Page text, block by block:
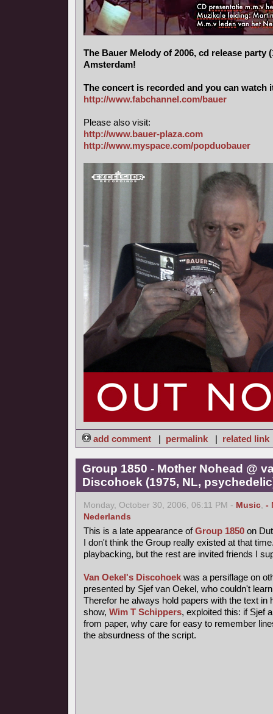
The Bauer Melody of 2006, cd release party
Amsterdam!
The concert is recorded and you can watch
http://www.fabchannel.com/bauer
Please also visit:
http://www.bauer-plaza.com
http://www.myspace.com/popduobauer
add comment | permalink| related link
Group 1850 - Mother Nohead @
Discohoek (1975, NL,
Monday, October 30, 2006, 06:11 PM - Music, -
Nederlands
This is a late appearance ofGroup 1850on
I don't think the Group really existed at that
playbacking, but the rest are invited friends I
Van Oekel's Discohoekwas a persiflage on
presented by Sjef van Oekel, who couldn't
Therefor he always hold papers with the text in
show, Wim T Schippers, exploited this: if Sjef
from paper, why care for easy to remember
the absurdness of the script.